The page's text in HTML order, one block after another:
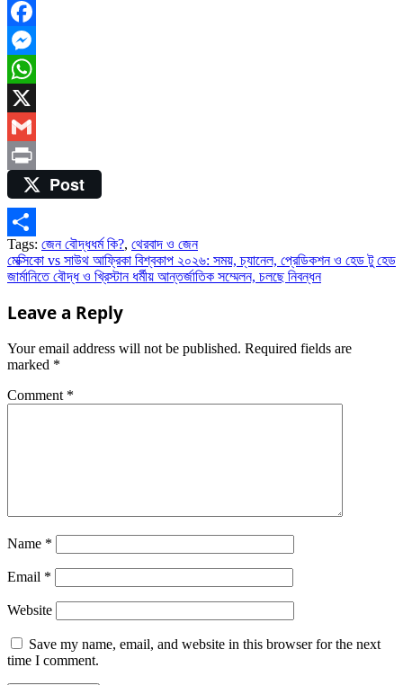
Facebook
Messenger
WhatsApp
X
Gmail
Print
Post
Share
Tags: জেন বৌদ্ধধর্ম কি?, থেরবাদ ও জেন
Post
মেক্সিকো vs সাউথ আফ্রিকা বিশ্বকাপ ২০২৬: সময়, চ্যানেল, প্রেডিকশন ও হেড টু হেড
জার্মানিতে বৌদ্ধ ও খ্রিস্টান ধর্মীয় আন্তর্জাতিক সম্মেলন, চলছে নিবন্ধন
Leave a Reply
Your email address will not be published. Required fields are
marked *
Comment *
Name *
Email *
Website
Save my name, email, and website in this browser for the next
time I comment.